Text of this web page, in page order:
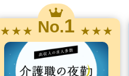
★ ★ ★ No.1 ★ ★ ★